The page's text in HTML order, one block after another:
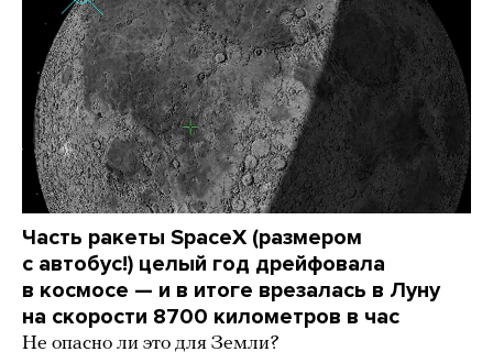
Часть ракеты SpaceX (размером
с автобус!) целый год дрейфовала
в космосе — и в итоге врезалась в Луну
на скорости 8700 километров в час
Не опасно ли это для Земли?